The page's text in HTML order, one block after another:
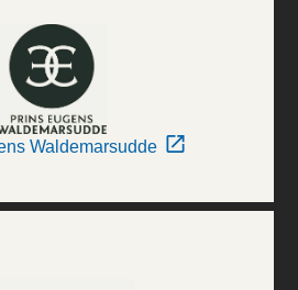
Waldemarsudde